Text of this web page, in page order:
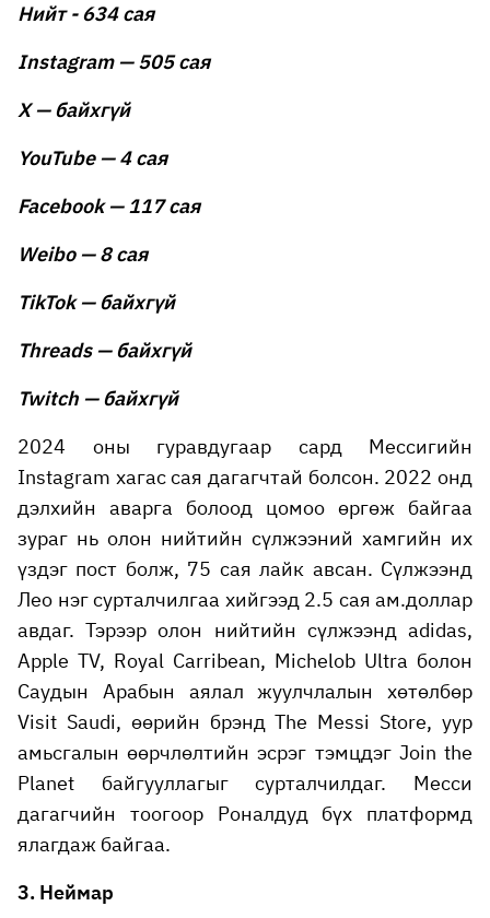
Нийт - 634 сая
Instagram — 505 сая
X — байхгүй
YouTube — 4 сая
Facebook — 117 сая
Weibo — 8 сая
TikTok — байхгүй
Threads — байхгүй
Twitch — байхгүй
2024 оны гуравдугаар сард Мессигийн
Instagram хагас сая дагагчтай болсон. 2022 онд
дэлхийн аварга болоод цомоо өргөж байгаа
зураг нь олон нийтийн сүлжээний хамгийн их
үздэг пост болж, 75 сая лайк авсан. Сүлжээнд
Лео нэг сурталчилгаа хийгээд 2.5 сая ам.доллар
авдаг. Тэрээр олон нийтийн сүлжээнд adidas,
Apple TV, Royal Carribean, Michelob Ultra болон
Саудын Арабын аялал жуулчлалын хөтөлбөр
Visit Saudi, өөрийн брэнд The Messi Store, уур
амьсгалын өөрчлөлтийн эсрэг тэмцдэг Join the
Planet байгууллагыг сурталчилдаг. Месси
дагагчийн тоогоор Роналдуд бүх платформд
ялагдаж байгаа.
3. Неймар